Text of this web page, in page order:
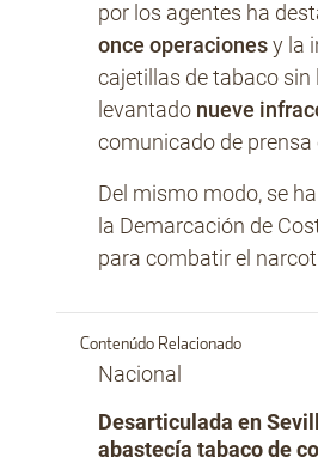
por los agentes ha
once operacionesy la
cajetillas de tabaco
levantado nueve
comunicado de prensa
Del mismo modo, se
la Demarcación de
para combatir el
Contenúdo Relacionado
Nacional
Desarticulada en
abastecía tabaco de